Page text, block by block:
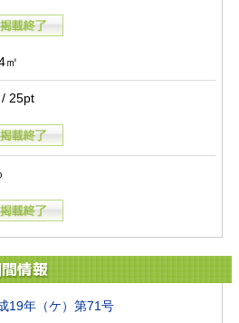
㎡
25pt
情報
19年（ケ）第71号